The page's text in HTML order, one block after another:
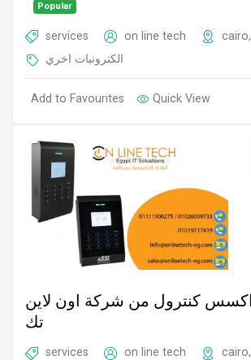
Popular
services on line tech cairo,
الكترونيات اخري
Add to Favourites Quick View
اكسس كنترول من شركة اون لاين
تك
services on line tech cairo,